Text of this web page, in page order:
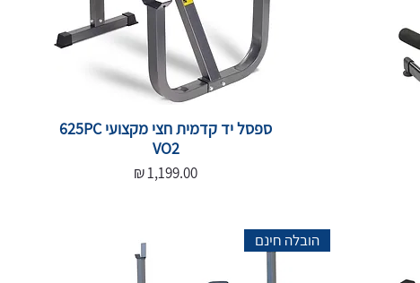
ספסל יד קדמית חצי מקצועי 625PC
VO2
מחיר
הובלה חינם